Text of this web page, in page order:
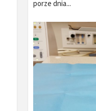
porze dnia...